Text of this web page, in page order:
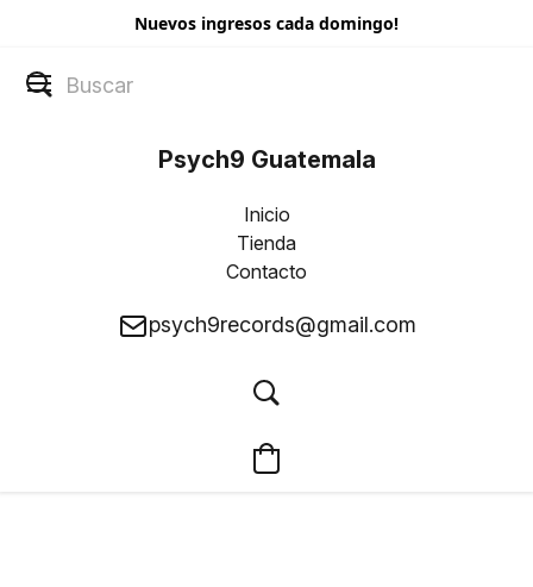
Nuevos ingresos cada domingo!
Psych9 Guatemala
Inicio
Tienda
Contacto
psych9records@gmail.com